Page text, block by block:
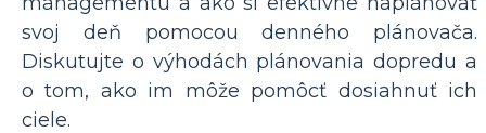
svoj deň pomocou denného plánovača.
Diskutujte o výhodách plánovania dopredu a
o tom, ako im môže pomôcť dosiahnuť ich
ciele.